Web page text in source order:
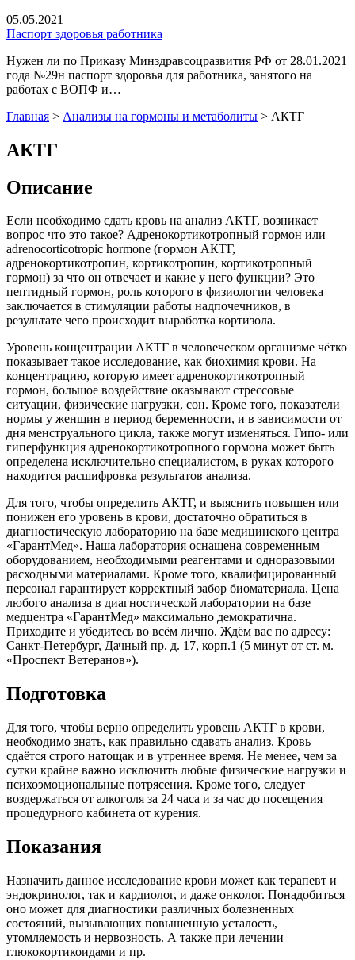
05.05.2021
Паспорт здоровья работника
Нужен ли по Приказу Минздравсоцразвития РФ от 28.01.2021
года №29н паспорт здоровья для работника, занятого на
работах с ВОПФ и…
Главная > Анализы на гормоны и метаболиты > АКТГ
АКТГ
Описание
Если необходимо сдать кровь на анализ АКТГ, возникает
вопрос что это такое? Адренокортикотропный гормон или
аdrenocorticotropic hormone (гормон АКТГ,
адренокортикотропин, кортикотропин, кортикотропный
гормон) за что он отвечает и какие у него функции? Это
пептидный гормон, роль которого в физиологии человека
заключается в стимуляции работы надпочечников, в
результате чего происходит выработка кортизола.
Уровень концентрации АКТГ в человеческом организме чётко
показывает такое исследование, как биохимия крови. На
концентрацию, которую имеет адренокортикотропный
гормон, большое воздействие оказывают стрессовые
ситуации, физические нагрузки, сон. Кроме того, показатели
нормы у женщин в период беременности, и в зависимости от
дня менструального цикла, также могут изменяться. Гипо- или
гиперфункция адренокортикотропного гормона может быть
определена исключительно специалистом, в руках которого
находится расшифровка результатов анализа.
Для того, чтобы определить АКТГ, и выяснить повышен или
понижен его уровень в крови, достаточно обратиться в
диагностическую лабораторию на базе медицинского центра
«ГарантМед». Наша лаборатория оснащена современным
оборудованием, необходимыми реагентами и одноразовыми
расходными материалами. Кроме того, квалифицированный
персонал гарантирует корректный забор биоматериала. Цена
любого анализа в диагностической лаборатории на базе
медцентра «ГарантМед» максимально демократична.
Приходите и убедитесь во всём лично. Ждём вас по адресу:
Санкт-Петербург, Дачный пр. д. 17, корп.1 (5 минут от ст. м.
«Проспект Ветеранов»).
Подготовка
Для того, чтобы верно определить уровень АКТГ в крови,
необходимо знать, как правильно сдавать анализ. Кровь
сдаётся строго натощак и в утреннее время. Не менее, чем за
сутки крайне важно исключить любые физические нагрузки и
психоэмоциональные потрясения. Кроме того, следует
воздержаться от алкоголя за 24 часа и за час до посещения
процедурного кабинета от курения.
Показания
Назначить данное исследование крови может как терапевт и
эндокринолог, так и кардиолог, и даже онколог. Понадобиться
оно может для диагностики различных болезненных
состояний, вызывающих повышенную усталость,
утомляемость и нервозность. А также при лечении
глюкокортикоидами и пр.